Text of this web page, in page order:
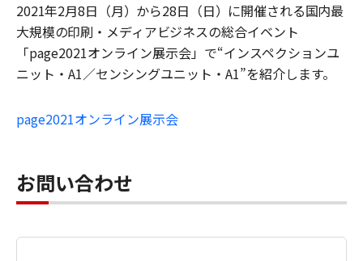
2021年2月8日（月）から28日（日）に開催される国内最
大規模の印刷・メディアビジネスの総合イベント
「page2021オンライン展示会」で“インスペクションユ
ニット・ A1／センシングユニット・ A1”を紹介します。
page2021オンライン展示会
お問い合わせ